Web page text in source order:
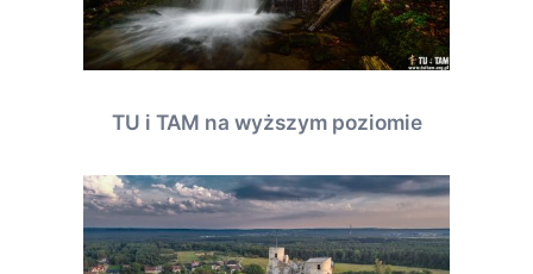
TU i TAM na wyższym poziomie